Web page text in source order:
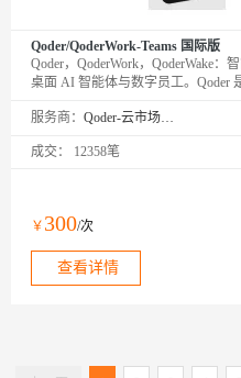
Qoder/QoderWork-Teams 国际版
Qoder，QoderWork，QoderWake：
桌面 AI 智能体与数字员工。Qoder
供 Desktop、JetBrains 插件、CLI、
的全流程。QoderWork 是桌面 AI 智
员工，各司其职、全天在线，设定
越用越懂你。
服务商： Qoder-云市场精选店
成交： 12358笔
￥ 300/次
查看详情